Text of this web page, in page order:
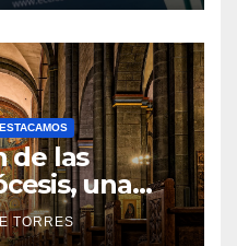
N
O
H
A
Y
C
O
M
de las
una
el futuro de
TORRES